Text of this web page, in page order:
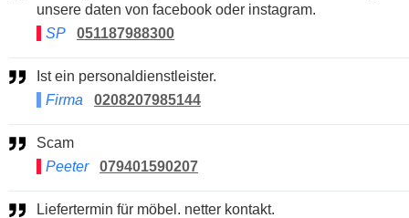
unsere daten von facebook oder instagram.
SP
051187988300
Ist ein personaldienstleister.
Firma
0208207985144
Scam
Peeter
079401590207
Liefertermin für möbel. netter kontakt.